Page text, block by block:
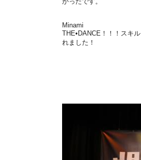
Minami
THE•DANCE！！！スキ
れました！